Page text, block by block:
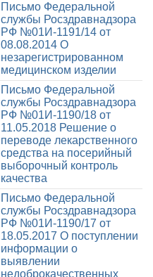
Письмо Федеральной
службы Росздравнадзора
РФ №01И-1191/14 от
08.08.2014 О
незарегистрированном
медицинском изделии
Письмо Федеральной
службы Росздравнадзора
РФ №01И-1190/18 от
11.05.2018 Решение о
переводе лекарственного
средства на посерийный
выборочный контроль
качества
Письмо Федеральной
службы Росздравнадзора
РФ №01И-1190/17 от
18.05.2017 О поступлении
информации о
выявлении
недоброкачественных